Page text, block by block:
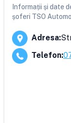
Informații și date
șoferi TSO
Adresa:
Telefon: